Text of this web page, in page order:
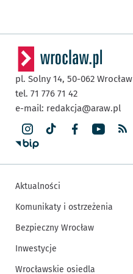
pl. Solny 14, 50-062 Wrocław
tel. 71 776 71 42
e-mail: redakcja@araw.pl
Aktualności
Komunikaty i ostrzeżenia
Bezpieczny Wrocław
Inwestycje
Wrocławskie osiedla